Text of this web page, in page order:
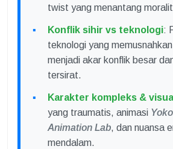
twist yang menantang
Konflik sihir vs teknologi:
teknologi yang
menjadi akar konflik besar
tersirat.
Karakter kompleks &
yang traumatis, animasi
Animation Lab, dan nuansa
mendalam.